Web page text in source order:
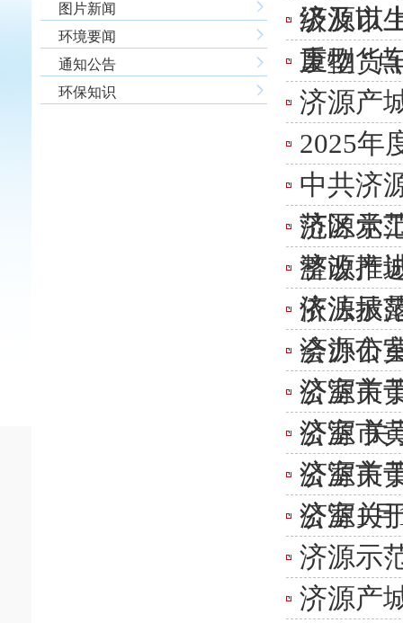
图片新闻
环境要闻
通知公告
环保知识
级及以
济源市
废物 “
重型货
济源产
2025年
中共济
范区党
济源示
整改推
济源产
依法披
济源示
会办公
济源市
公室关
济源市
公室 关
济源市
公室关
济源市
公室关
济源1
济源示
济源产